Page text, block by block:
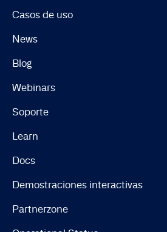
Casos de uso
News
Blog
Webinars
Soporte
Learn
Docs
Demostraciones interactivas
Partnerzone